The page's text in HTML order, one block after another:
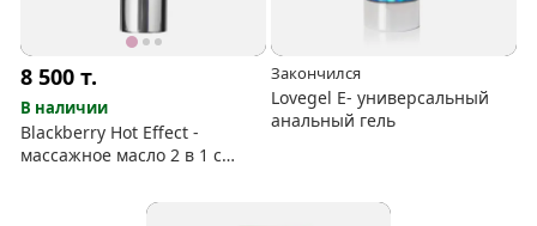
8 500т.
В наличии
Blackberry Hot Effect -
массажное масло 2 в 1 с
вкусом ежевики
Закончился
Lovegel E- универсальный
анальный гель